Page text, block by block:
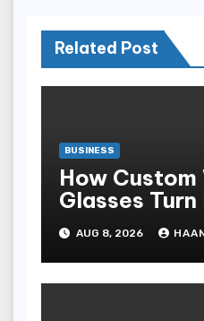
Related Post
BUSINESS
How Custom
Glasses
Moments
Special
AUG 8, 2026